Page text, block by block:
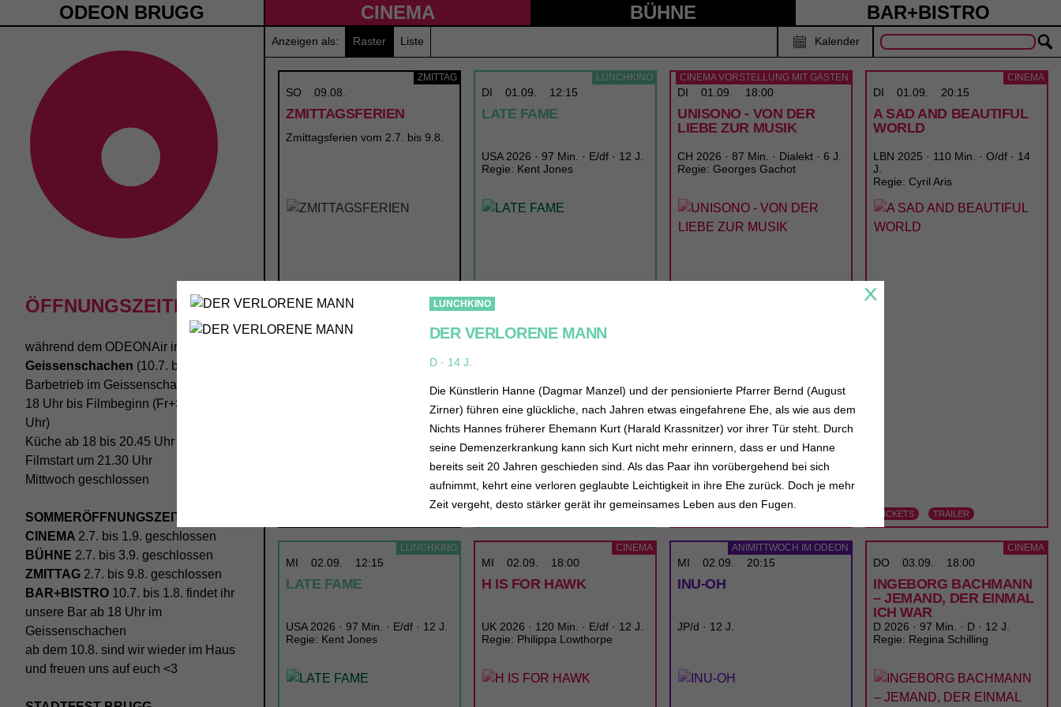
ODEON BRUGG CINEMA BÜHNE BAR+BISTRO
ÖFFNUNGSZEITEN
während dem ODEONAir im
Geissenschachen (10.7. bis 1.8.)
Barbetrieb im Geissenschachen ab
18 Uhr bis Filmbeginn (Fr+Sa bis 1
Uhr)
Küche ab 18 bis 20.45 Uhr
Filmstart um 21.30 Uhr
Mittwoch geschlossen
SOMMERÖFFNUNGSZEITEN
CINEMA 2.7. bis 1.9. geschlossen
BÜHNE 2.7. bis 3.9. geschlossen
ZMITTAG 2.7. bis 9.8. geschlossen
BAR+BISTRO 10.7. bis 1.8. findet ihr
unsere Bar ab 18 Uhr im
Geissenschachen
ab dem 10.8. sind wir wieder im Haus
und freuen uns auf euch <3
Anzeigen als: Raster Liste Kalender
ZMITTAG
SO 09.08.
ZMITTAGSFERIEN
Zmittagsferien vom 2.7. bis 9.8.
LUNCHKINO
DI 01.09. 12:15
LATE FAME
USA 2026 · 97 Min. · E/df · 12 J.
Regie: Kent Jones
TRAILER
CINEMA VORSTELLUNG MIT GÄSTEN
DI 01.09. 18:00
UNISONO - VON DER
LIEBE ZUR MUSIK
CH 2026 · 87 Min. · Dialekt · 6 J.
Regie: Georges Gachot
CINEMA
DI 01.09. 20:15
A SAD AND BEAUTIFUL
WORLD
LBN 2025 · 110 Min. · O/df · 14
J.
Regie: Cyril Aris
TICKETS TRAILER
LUNCHKINO
MI 02.09. 12:15
LATE FAME
USA 2026 · 97 Min. · E/df · 12 J.
Regie: Kent Jones
CINEMA
MI 02.09. 18:00
H IS FOR HAWK
UK 2026 · 120 Min. · E/df · 12 J.
Regie: Philippa Lowthorpe
ANIMITTWOCH IM ODEON
MI 02.09. 20:15
INU-OH
JP/d · 12 J.
CINEMA
DO 03.09. 18:00
INGEBORG BACHMANN
– JEMAND, DER EINMAL
ICH WAR
D 2026 · 97 Min. · D · 12 J.
Regie: Regina Schilling
LUNCHKINO
DER VERLORENE MANN
D · 14 J.
Die Künstlerin Hanne (Dagmar Manzel) und der pensionierte Pfarrer Bernd (August
Zirner) führen eine glückliche, nach Jahren etwas eingefahrene Ehe, als wie aus dem
Nichts Hannes früherer Ehemann Kurt (Harald Krassnitzer) vor ihrer Tür steht. Durch
seine Demenzerkrankung kann sich Kurt nicht mehr erinnern, dass er und Hanne
bereits seit 20 Jahren geschieden sind. Als das Paar ihn vorübergehend bei sich
aufnimmt, kehrt eine verloren geglaubte Leichtigkeit in ihre Ehe zurück. Doch je mehr
Zeit vergeht, desto stärker gerät ihr gemeinsames Leben aus den Fugen.